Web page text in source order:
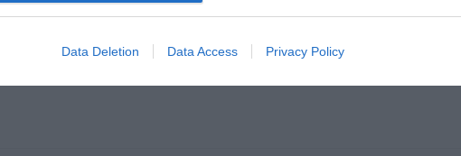
Data Deletion Data Access Privacy Policy